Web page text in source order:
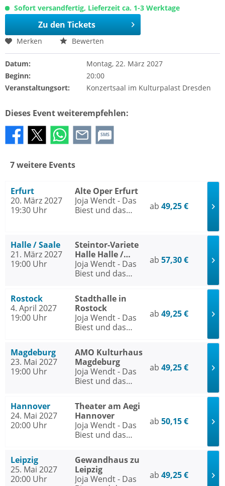
Sofort versandfertig, Lieferzeit ca. 1-3 Werktage
Zu den Tickets
Merken Bewerten
Datum:
Montag, 22. März 2027
Beginn:
20:00
Veranstaltungsort:
Konzertsaal im Kulturpalast Dresden
Dieses Event weiterempfehlen:
SMS
7 weitere Events
Erfurt
20. März 2027
19:30 Uhr
Alte Oper Erfurt
Joja Wendt - Das
Biest und das
zwischen Power
und Präzision
ab 49,25 €
Halle / Saale
21. März 2027
19:00 Uhr
Steintor-Variete
Halle Halle /
Saale
Joja Wendt - Das
Biest und das
Klavierkonzert
zwischen Power
und Präzision
ab 57,30 €
Rostock
4. April 2027
19:00 Uhr
Stadthalle in
Rostock
Joja Wendt - Das
Biest und das
Klavierkonzert
zwischen Power
und Präzision
ab 49,25 €
Magdeburg
23. Mai 2027
19:00 Uhr
AMO Kulturhaus
Magdeburg
Joja Wendt - Das
Biest und das
Klavierkonzert
zwischen Power
und Präzision
ab 49,25 €
Hannover
24. Mai 2027
20:00 Uhr
Theater am Aegi
Hannover
Joja Wendt - Das
Biest und das
Klavierkonzert
zwischen Power
und Präzision
ab 50,15 €
Leipzig
25. Mai 2027
20:00 Uhr
Gewandhaus zu
Leipzig
Joja Wendt - Das
ab 49,25 €